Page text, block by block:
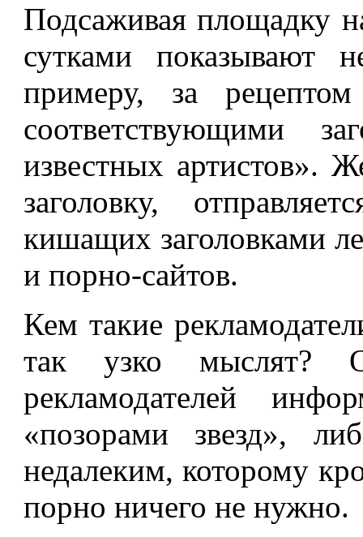
Подсаживая площадку
сутками показывают
примеру, за
соответствующими
известных артистов».
заголовку,
кишащих заголовками
и порно-сайтов.
Кем такие
так узко мыслят?
рекламодателей
«позорами звезд»,
недалеким, которому
порно ничего не нужно.